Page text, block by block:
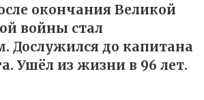
окончания Великой
войны стал
Дослужился до капитана
Ушёл из жизни в 96 лет.